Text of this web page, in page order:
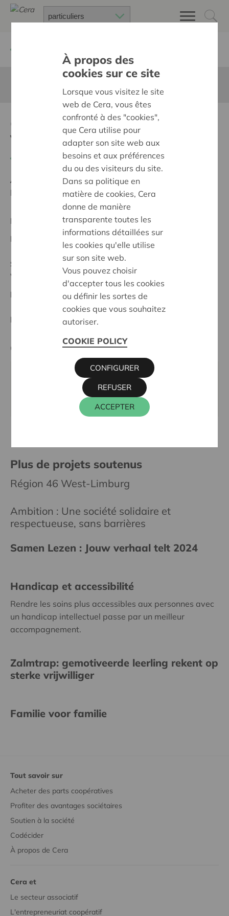
Groei Het
Verwondercentrum
Ambition:
Une société solidaire et respectueuse, sans
barrières
Projet régional
Date de début:
Statut:
West-Limburg
Date de décision:23/10/2024
Décision: Approuvé
Cera contact
KRIS DEBRUYNE
016 27 96 74
kris.debruyne@cera.coop
Plus de projets soutenus
Région 46 West-Limburg
Ambition : Une société solidaire et
respectueuse, sans barrières
Samen Lezen : Jouw verhaal telt 2024
Handicap et accessibilité
Rendre les soins plus accessibles aux personnes avec
un handicap intellectuel passe par un meilleur
accompagnement.
Zalmtrap: gemotiveerde leerling rekent op
sterke vrijwilliger
Familie voor familie
Tout savoir sur
Acheter des parts coopératives
Profiter des avantages sociétaires
Soutien à la société
Codécider
À propos de Cera
Cera et
Le secteur associatif
L'entrepreneuriat coopératif
À propos des
cookies sur ce site
Lorsque vous visitez le site
web de Cera, vous êtes
confronté à des "cookies",
que Cera utilise pour
adapter son site web aux
besoins et aux préférences
du ou des visiteurs du site.
Dans sa politique en
matière de cookies, Cera
donne de manière
transparente toutes les
informations détaillées sur
les cookies qu'elle utilise
sur son site web.
Vous pouvez choisir
d'accepter tous les cookies
ou définir les sortes de
cookies que vous souhaitez
autoriser.
COOKIE POLICY
ACCEPTER
REFUSER
CONFIGURER